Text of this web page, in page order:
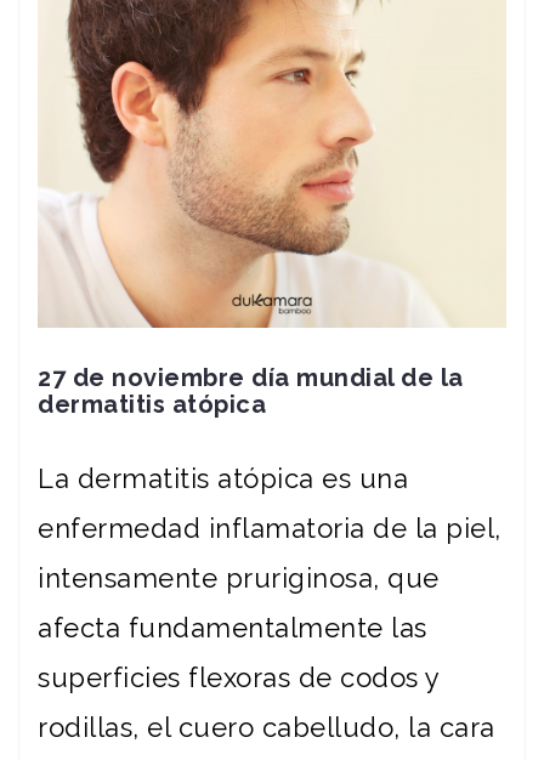
27 de noviembre día mundial de la
dermatitis atópica
La dermatitis atópica es una
enfermedad inflamatoria de la piel,
intensamente pruriginosa, que
afecta fundamentalmente las
superficies flexoras de codos y
rodillas, el cuero cabelludo, la cara